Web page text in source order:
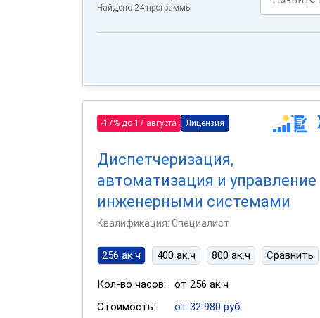
Найдено 24 программы
-17% до 17 августа Лицензия
Диспетчеризация,
автоматизация и управление
инженерными системами
Квалификация: Специалист
256 ак.ч 400 ак.ч 800 ак.ч Сравнить
Кол-во часов:
от 256 ак.ч
Стоимость:
от 32 980 руб.